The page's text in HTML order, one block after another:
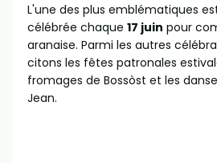
L'une des plus emblématiques
célébrée chaque 17 juin pour
aranaise. Parmi les autres
citons les fêtes patronales
fromages de Bossòst et les
Jean.